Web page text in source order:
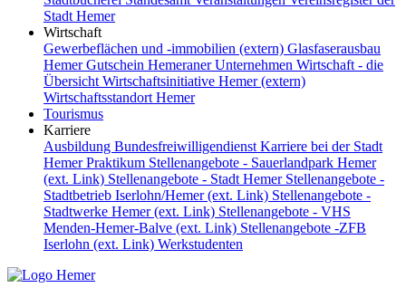
Stadt Hemer
Wirtschaft
Gewerbeflächen und -immobilien (extern) Glasfaserausbau
Hemer Gutschein Hemeraner Unternehmen Wirtschaft - die
Übersicht Wirtschaftsinitiative Hemer (extern)
Wirtschaftsstandort Hemer
Tourismus
Karriere
Ausbildung Bundesfreiwilligendienst Karriere bei der Stadt
HemerPraktikum Stellenangebote - Sauerlandpark Hemer
(ext. Link) Stellenangebote - Stadt Hemer Stellenangebote -
Stadtbetrieb Iserlohn/Hemer (ext. Link) Stellenangebote -
Stadtwerke Hemer (ext. Link) Stellenangebote - VHS
Menden-Hemer-Balve (ext. Link) Stellenangebote -ZFB
Iserlohn (ext. Link) Werkstudenten